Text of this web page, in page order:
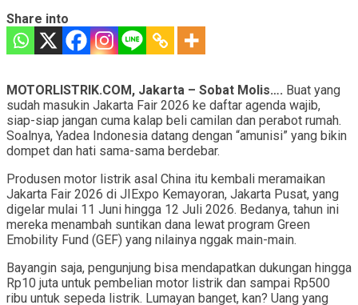
Share into
MOTORLISTRIK.COM, Jakarta – Sobat Molis…. Buat yang
sudah masukin Jakarta Fair 2026 ke daftar agenda wajib,
siap-siap jangan cuma kalap beli camilan dan perabot rumah.
Soalnya, Yadea Indonesia datang dengan “amunisi” yang bikin
dompet dan hati sama-sama berdebar.
Produsen motor listrik asal China itu kembali meramaikan
Jakarta Fair 2026 di JIExpo Kemayoran, Jakarta Pusat, yang
digelar mulai 11 Juni hingga 12 Juli 2026. Bedanya, tahun ini
mereka menambah suntikan dana lewat program Green
Emobility Fund (GEF) yang nilainya nggak main-main.
Bayangin saja, pengunjung bisa mendapatkan dukungan hingga
Rp10 juta untuk pembelian motor listrik dan sampai Rp500
ribu untuk sepeda listrik. Lumayan banget, kan? Uang yang